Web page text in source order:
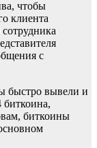
чтобы
клиента
сотрудника
с
быстро вывели и
биткоина,
биткоины